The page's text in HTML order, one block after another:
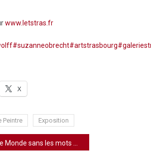
www.letstras.fr
#suzanneobrecht#artstrasbourg
X
Peintre Exposition
les mots » d’Anne Laure Sacriste